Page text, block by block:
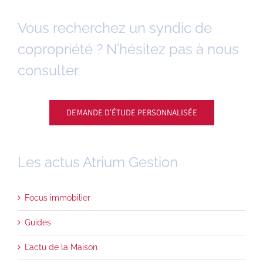
Vous recherchez un syndic de
copropriété ? N’hésitez pas à nous
consulter.
DEMANDE D’ÉTUDE PERSONNALISÉE
Les actus Atrium Gestion
Focus immobilier
Guides
L’actu de la Maison